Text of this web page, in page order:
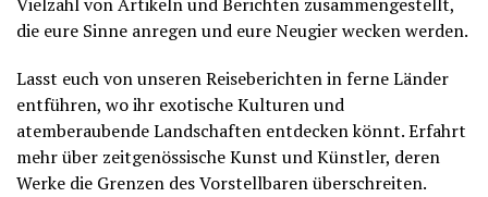
die eure Sinne anregen und eure Neugier wecken werden.
Lasst euch von unseren Reiseberichten in ferne Länder
entführen, wo ihr exotische Kulturen und
atemberaubende Landschaften entdecken könnt. Erfahrt
mehr über zeitgenössische Kunst und Künstler, deren
Werke die Grenzen des Vorstellbaren überschreiten.